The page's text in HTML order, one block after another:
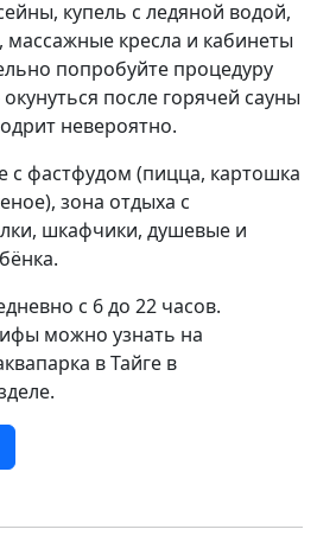
купель с ледяной водой,
массажные кресла и кабинеты
попробуйте процедуру
после горячей сауны
невероятно.
с фастфудом (пицца, картошка
зона отдыха с
шкафчики, душевые и
с 6 до 22 часов.
можно узнать на
в Тайге в